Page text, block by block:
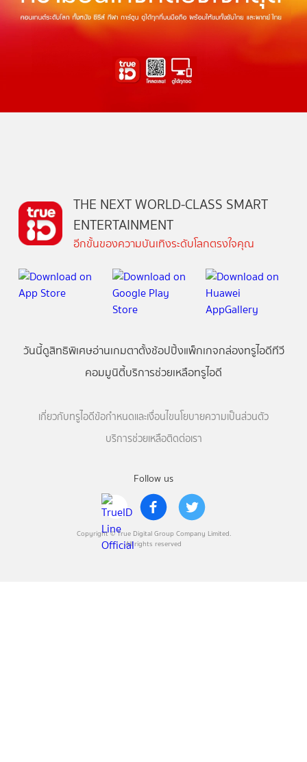
Follow us
Copyright © True Digital Group Company Limited.
All rights reserved
THE NEXT WORLD-CLASS SMART
ENTERTAINMENT
อีกขั้นของความบันเทิงระดับโลกตรงใจคุณ
วันนี้ดูสิทธิพิเศษอ่านเกมตาตั้งช้อปปิ้งแพ็กเกจกล่องทรูไอดีทีวี
คอมมูนิตี้บริการช่วยเหลือทรูไอดี
เกี่ยวกับทรูไอดีข้อกำหนดและเงื่อนไขนโยบายความเป็นส่วนตัว
บริการช่วยเหลือติดต่อเรา